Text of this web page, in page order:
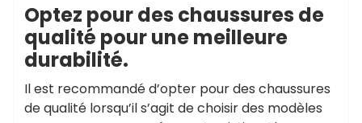
Optez pour des chaussures de
qualité pour une meilleure
durabilité.
Il est recommandé d’opter pour des chaussures
de qualité lorsqu’il s’agit de choisir des modèles